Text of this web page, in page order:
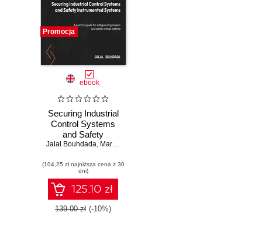
Promocja
ebook
Securing Industrial
Control Systems
and Safety
Instrumented
practical guide for
safeguarding
mission and safety
critical systems
Jalal Bouhdada, Marco Ayala
(104,25 zł najniższa cena z 30
dni)
125.10 zł
139.00 zł (-10%)